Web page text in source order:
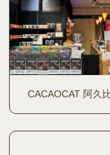
CACAOCAT 阿久